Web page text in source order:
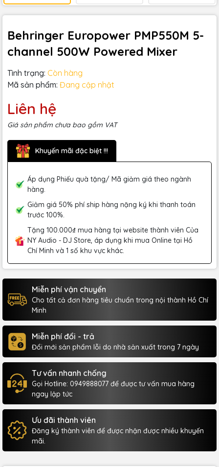
Behringer Europower PMP550M 5-
channel 500W Powered Mixer
Tình trạng: Còn hàng
Mã sản phẩm: Đang cập nhật
Liên hệ
Giá sản phẩm chưa bao gồm VAT
Khuyến mãi đặc biệt !!!
Áp dụng Phiếu quà tặng/ Mã giảm giá theo ngành
hàng.
Giảm giá 50% phí ship hàng nặng ký khi thanh toán
trước 100%.
Tặng 100.000₫ mua hàng tại website thành viên Của
NY Audio - DJ Store, áp dụng khi mua Online tại Hồ
Chí Minh và 1 số khu vực khác.
Miễn phí vận chuyển
Cho tất cả đơn hàng tiêu chuẩn trong nội thành Hồ Chí
Minh
Miễn phí đổi - trả
Đổi mới sản phẩm lỗi do nhà sản xuất trong 7 ngày
Tư vấn nhanh chống
Gọi Hotline: 0949888077 để được tư vấn mua hàng
ngay lập tức
Ưu đãi thành viên
Đăng ký thành viên để được nhận được nhiều khuyến
mãi.